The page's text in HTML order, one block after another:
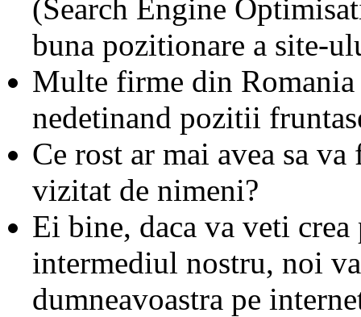
(Search Engine
buna pozitionare a site-
Multe firme din
nedetinand pozitii
Ce rost ar mai avea sa va
vizitat de nimeni?
Ei bine, daca va veti
intermediul nostru, noi
dumneavoastra pe